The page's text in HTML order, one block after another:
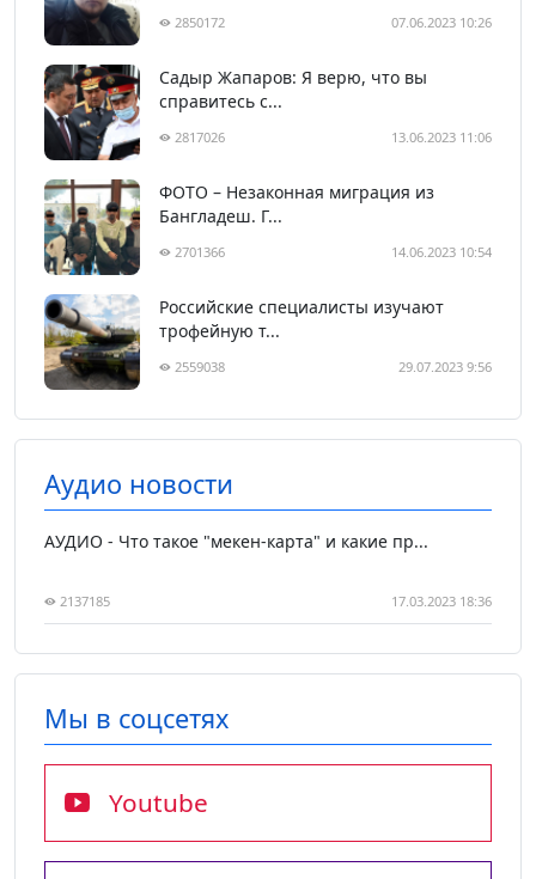
2850172 07.06.2023 10:26
Садыр Жапаров: Я верю, что вы
справитесь с...
2817026 13.06.2023 11:06
ФОТО – Незаконная миграция из
Бангладеш. Г...
2701366 14.06.2023 10:54
Российские специалисты изучают
трофейную т...
2559038 29.07.2023 9:56
Аудио новости
АУДИО - Что такое "мекен-карта" и какие пр...
2137185 17.03.2023 18:36
Мы в соцсетях
Youtube